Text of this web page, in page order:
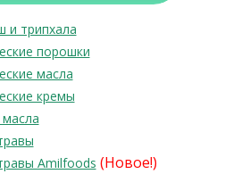
и трипхала
порошки
масла
кремы
Amilfoods (Новое!)